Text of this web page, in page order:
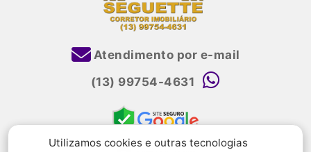
Utilizamos cookies e outras tecnologias
Atendimento por e-mail
(13) 99754-4631